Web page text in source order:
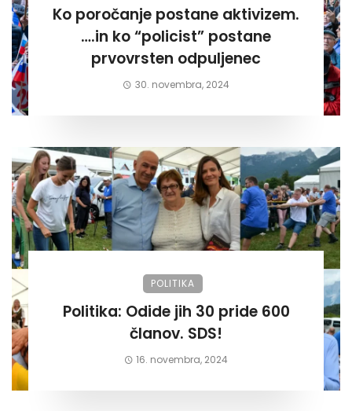
Ko poročanje postane aktivizem.
….in ko “policist” postane
prvovrsten odpuljenec
30. novembra, 2024
POLITIKA
Politika: Odide jih 30 pride 600
članov. SDS!
16. novembra, 2024